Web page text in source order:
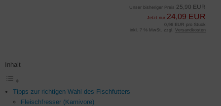
Unser bisheriger Preis 25,90 EUR
Jetzt nur 24,09 EUR
0,96 EUR pro Stück
inkl. 7 % MwSt. zzgl. Versandkosten
Inhalt
Tipps zur richtigen Wahl des Fischfutters
Fleischfresser (Karnivore)